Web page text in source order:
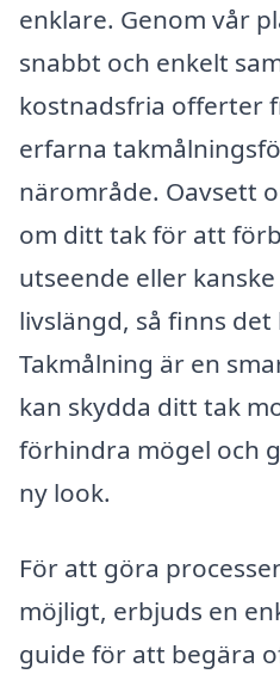
enklare. Genom vår
snabbt och enkelt
kostnadsfria offerter
erfarna
närområde. Oavsett
om ditt tak för att
utseende eller
livslängd, så finns
Takmålning är en
kan skydda ditt tak
förhindra mögel och
ny look.
För att göra
möjligt, erbjuds en
guide för att begära